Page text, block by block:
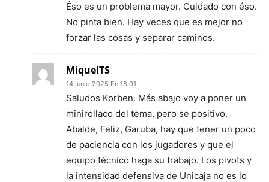
Éso es un problema mayor. Cuidado con éso.
No pinta bien. Hay veces que es mejor no
forzar las cosas y separar caminos.
MiquelTS
14 junio 2025 En 18:01
Saludos Korben. Más abajo voy a poner un
minirollaco del tema, pero se positivo.
Abalde, Feliz, Garuba, hay que tener un poco
de paciencia con los jugadores y que el
equipo técnico haga su trabajo. Los pivots y
la intensidad defensiva de Unicaja no es lo